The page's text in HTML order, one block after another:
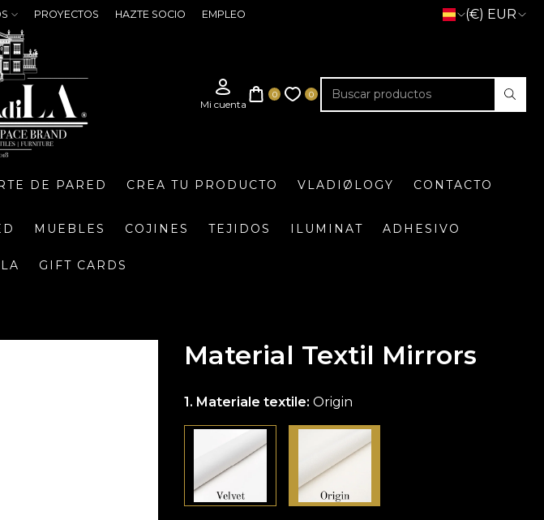
PROYECTOS HAZTE SOCIO EMPLEO (€) EUR
DE PARED CREA TU PRODUCTO VLADIØLOGY CONTACTO
MUEBLES COJINES TEJIDOS ILUMINAT ADHESIVO
GIFT CARDS
Material Textil Mirrors
Materiale textile:Origin